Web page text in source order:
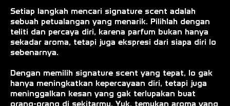
Setiap langkah mencari signature scent adalah
sebuah petualangan yang menarik. Pilihlah dengan
teliti dan percaya diri, karena parfum bukan hanya
sekadar aroma, tetapi juga ekspresi dari siapa diri lo
sebenarnya.
Dengan memilih signature scent yang tepat, lo gak
hanya meningkatkan kepercayaan diri, tetapi juga
meninggalkan kesan yang gak terlupakan buat
orang-orang di sekitarmu. Yuk, temukan aroma yang